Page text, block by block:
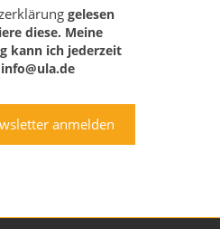
anmelden
gelesen
diese. Meine
kann ich jederzeit